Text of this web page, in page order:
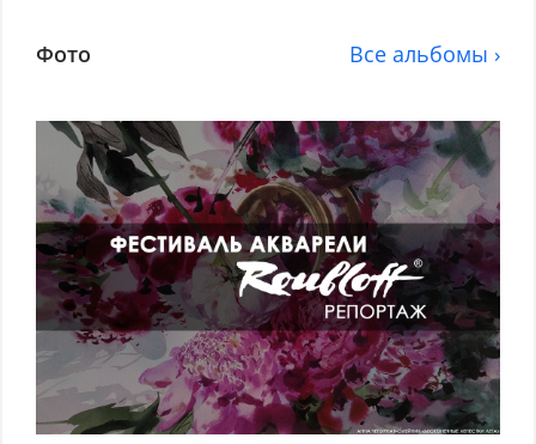
Фото Все альбомы ›